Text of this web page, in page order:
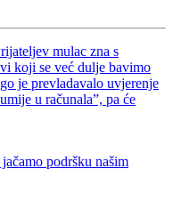
mulac zna s
koji se već dulje bavimo
je prevladavalo uvjerenje
u računala”, pa će
podršku našim